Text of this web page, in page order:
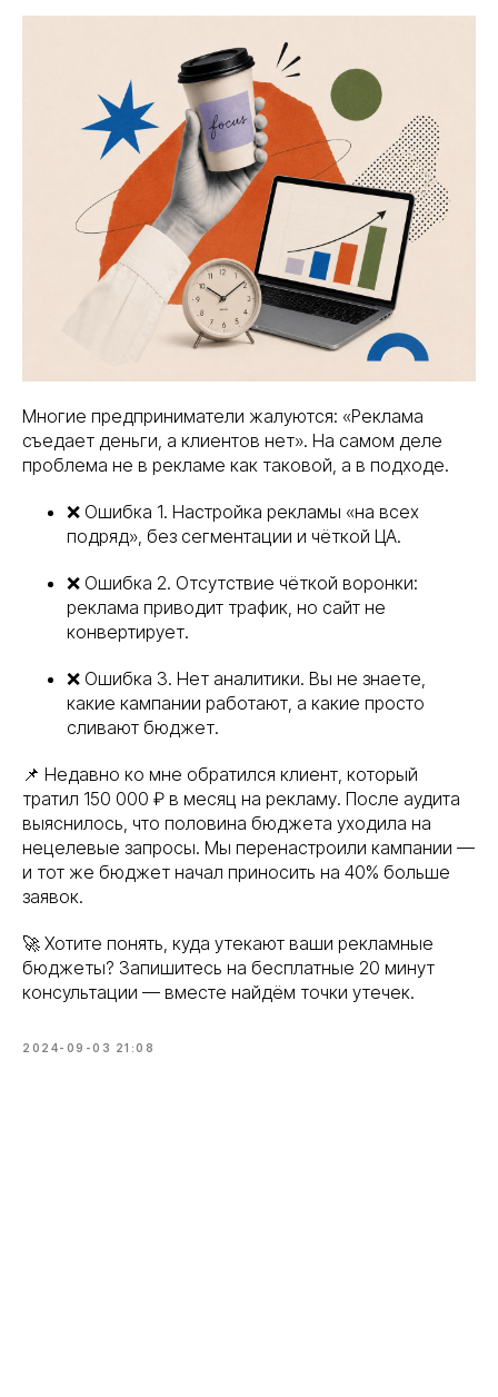
Многие предприниматели жалуются: «Реклама
съедает деньги, а клиентов нет». На самом деле
проблема не в рекламе как таковой, а в подходе.
❌ Ошибка 1. Настройка рекламы «на всех
подряд», без сегментации и чёткой ЦА.
❌ Ошибка 2. Отсутствие чёткой воронки:
реклама приводит трафик, но сайт не
конвертирует.
❌ Ошибка 3. Нет аналитики. Вы не знаете,
какие кампании работают, а какие просто
сливают бюджет.
📌 Недавно ко мне обратился клиент, который
тратил 150 000 ₽ в месяц на рекламу. После аудита
выяснилось, что половина бюджета уходила на
нецелевые запросы. Мы перенастроили кампании —
и тот же бюджет начал приносить на 40% больше
заявок.
🚀 Хотите понять, куда утекают ваши рекламные
бюджеты? Запишитесь на бесплатные 20 минут
консультации — вместе найдём точки утечек.
2024-09-03 21:08